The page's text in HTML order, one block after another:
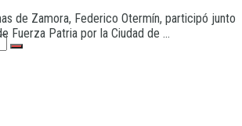
de Zamora, Federico Otermín, participó junto
Fuerza Patria por la Ciudad de ...